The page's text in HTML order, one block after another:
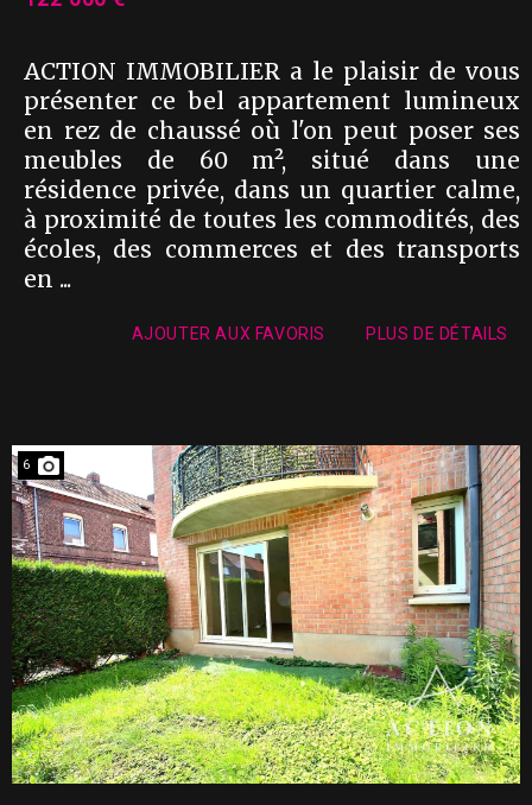
ACTION IMMOBILIER a le plaisir de vous
présenter ce bel appartement lumineux
en rez de chaussé où l'on peut poser ses
meubles de 60 m², situé dans une
résidence privée, dans un quartier calme,
à proximité de toutes les commodités, des
écoles, des commerces et des transports
en ...
AJOUTER AUX FAVORIS PLUS DE DÉTAILS
6